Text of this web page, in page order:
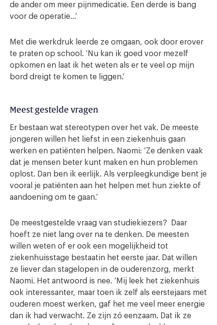
de ander om meer pijnmedicatie. Een derde is bang
voor de operatie…’
Met die werkdruk leerde ze omgaan, ook door erover
te praten op school. ‘Nu kan ik goed voor mezelf
opkomen en laat ik het weten als er te veel op mijn
bord dreigt te komen te liggen.’
Meest gestelde vragen
Er bestaan wat stereotypen over het vak. De meeste
jongeren willen het liefst in een ziekenhuis gaan
werken en patiënten helpen. Naomi: ’Ze denken vaak
dat je mensen beter kunt maken en hun problemen
oplost. Dan ben ik eerlijk. Als verpleegkundige bent je
vooral je patiënten aan het helpen met hun ziekte of
aandoening om te gaan.’
De meestgestelde vraag van studiekiezers? Daar
hoeft ze niet lang over na te denken. De meesten
willen weten of er ook een mogelijkheid tot
ziekenhuisstage bestaatin het eerste jaar. Dat willen
ze liever dan stagelopen in de ouderenzorg, merkt
Naomi. Het antwoord is nee. ‘Mij leek het ziekenhuis
ook interessanter, maar toen ik zelf als eerstejaars met
ouderen moest werken, gaf het me veel meer energie
dan ik had verwacht. Ze zijn zó eenzaam. Dat ik ze